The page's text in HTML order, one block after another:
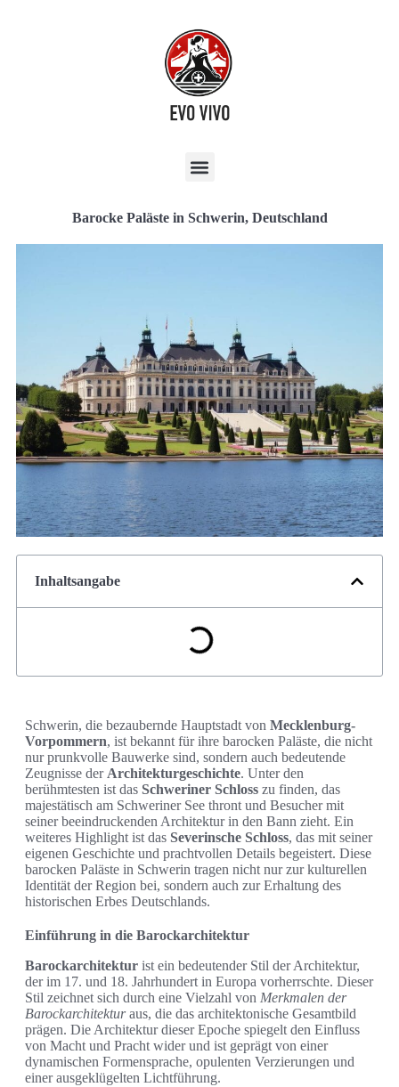
Barocke Paläste in Schwerin, Deutschland
Inhaltsangabe
Schwerin, die bezaubernde Hauptstadt von Mecklenburg-
Vorpommern, ist bekannt für ihre barocken Paläste, die nicht
nur prunkvolle Bauwerke sind, sondern auch bedeutende
Zeugnisse der Architekturgeschichte. Unter den
berühmtesten ist das Schweriner Schloss zu finden, das
majestätisch am Schweriner See thront und Besucher mit
seiner beeindruckenden Architektur in den Bann zieht. Ein
weiteres Highlight ist das Severinsche Schloss, das mit seiner
eigenen Geschichte und prachtvollen Details begeistert. Diese
barocken Paläste in Schwerin tragen nicht nur zur kulturellen
Identität der Region bei, sondern auch zur Erhaltung des
historischen Erbes Deutschlands.
Einführung in die Barockarchitektur
Barockarchitektur ist ein bedeutender Stil der Architektur,
der im 17. und 18. Jahrhundert in Europa vorherrschte. Dieser
Stil zeichnet sich durch eine Vielzahl von Merkmalen der
Barockarchitekturaus, die das architektonische Gesamtbild
prägen. Die Architektur dieser Epoche spiegelt den Einfluss
von Macht und Pracht wider und ist geprägt von einer
dynamischen Formensprache, opulenten Verzierungen und
einer ausgeklügelten Lichtführung.